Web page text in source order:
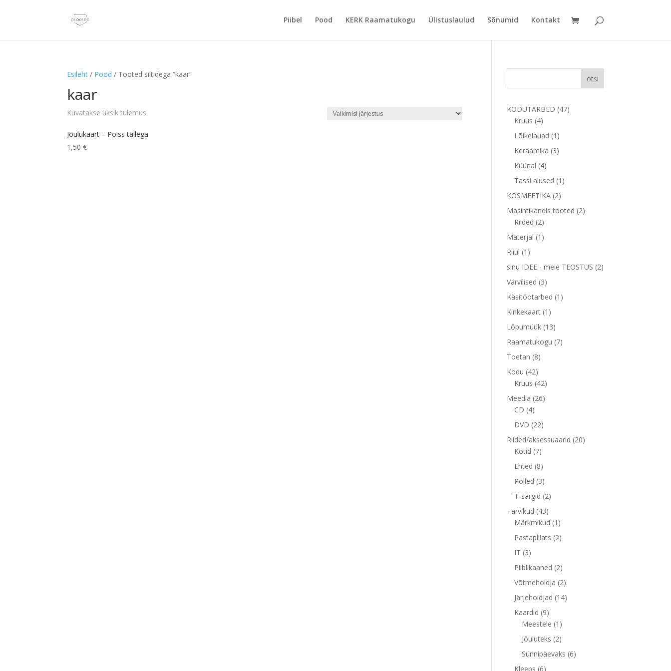
Piibel Pood KERK Raamatukogu Ülistuslaulud Sõnumid Kontakt
Esileht / Pood / Tooted siltidega “kaar”
kaar
Kuvatakse üksik tulemus
Jõulukaart – Poiss tallega
1,50€
otsi
KODUTARBED 4747
Kruus 44
toodet
Lõikelauad 1 1
toode
Keraamika 33
Küünal 44
toodet
Tassi alused 1 1
KOSMEETIKA 22
toodet
Masintikandis tooted 22
Riided 22
toodet
Materjal 1 1
Riiul 1 1
toode
sinu IDEE - meie TEOSTUS 22
Värvilised 33
toodet
Käsitöötarbed 1 1
Kinkekaart 1 1
toode
Lõpumüük 1313
toodet
Raamatukogu 77
Toetan 88
Kodu 4242
toodet
Kruus 4242
Meedia 2626
CD 44
toodet
DVD 2222
Riided/aksessuaarid 2020
Kotid 77
toodet
Ehted 88
toodet
Põlled 33
toodet
T-särgid 22
Tarvikud 4343
toodet
Märkmikud 1 1
toode
Pastapliiats 22
IT 33
toodet
Piiblikaaned 22
toodet
Võtmehoidja 22
toodet
Järjehoidjad 1414
Kaardid 99
toodet
Meestele 1 1
toode
Jõuluteks 22
toodet
Sünnipäevaks 66
Kleeps 66